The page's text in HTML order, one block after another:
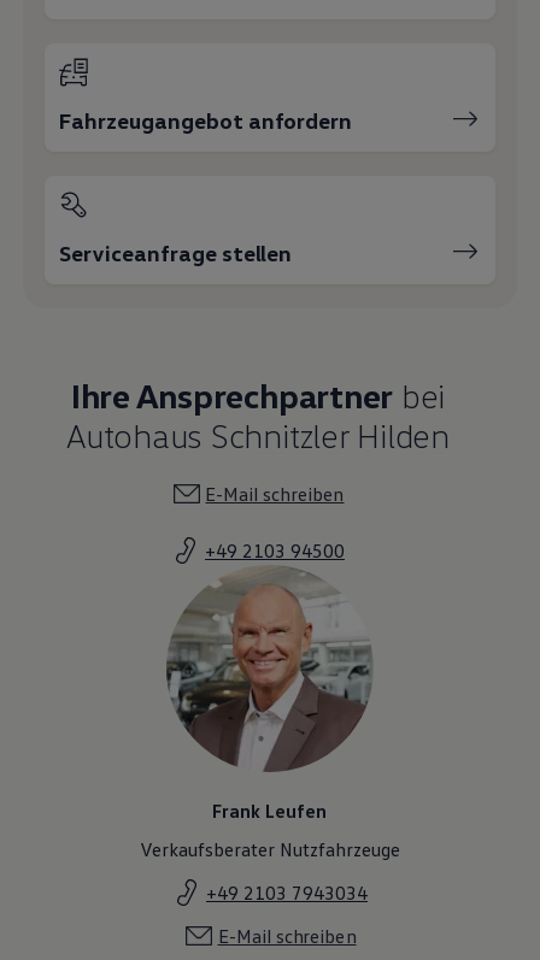
Fahrzeugangebot anfordern
Serviceanfrage stellen
Ihre Ansprechpartner bei
Autohaus Schnitzler Hilden
E-Mail schreiben
+49 2103 94500
Frank Leufen
Verkaufsberater Nutzfahrzeuge
+49 2103 7943034
E-Mail schreiben